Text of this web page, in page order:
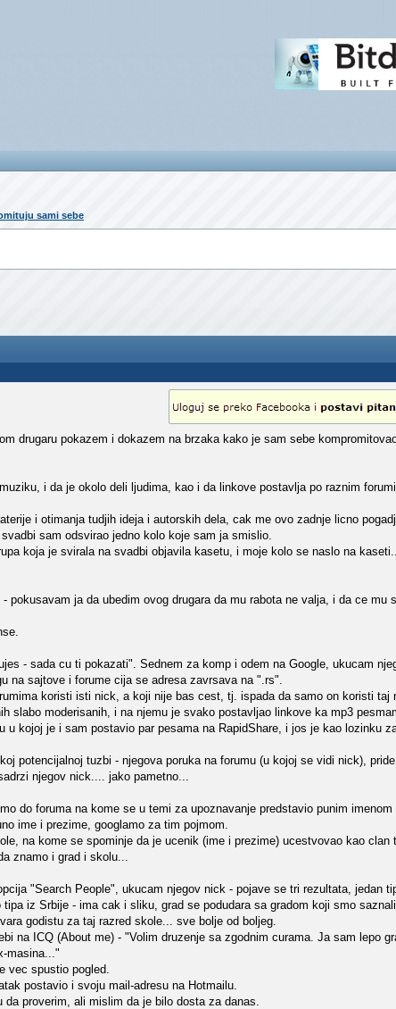
sami sebe
drugaru pokazem i dokazem na brzaka kako je sam sebe
i da je okolo deli ljudima, kao i da linkove postavlja po raznim
i otimanja tudjih ideja i autorskih dela, cak me ovo zadnje licno
sam odsvirao jedno kolo koje sam ja smislio.
koja je svirala na svadbi objavila kasetu, i moje kolo se naslo na
pokusavam ja da ubedim ovog drugara da mu rabota ne valja, i da ce mu
- sada cu ti pokazati". Sednem za komp i odem na Google, ukucam
na sajtove i forume cija se adresa zavrsava na ".rs".
koristi isti nick, a koji nije bas cest, tj. ispada da samo on koristi taj
slabo moderisanih, i na njemu je svako postavljao linkove ka mp3
u kojoj je i sam postavio par pesama na RapidShare, i jos je kao lozinku
potencijalnoj tuzbi - njegova poruka na forumu (u kojoj se vidi nick),
njegov nick.... jako pametno...
do foruma na kome se u temi za upoznavanje predstavio punim
ime i prezime, googlamo za tim pojmom.
na kome se spominje da je ucenik (ime i prezime) ucestvovao kao
znamo i grad i skolu...
"Search People", ukucam njegov nick - pojave se tri rezultata, jedan
iz Srbije - ima cak i sliku, grad se podudara sa gradom koji smo
godistu za taj razred skole... sve bolje od boljeg.
na ICQ (About me) - "Volim druzenje sa zgodnim curama. Ja sam lepo
masina..."
vec spustio pogled.
postavio i svoju mail-adresu na Hotmailu.
da proverim, ali mislim da je bilo dosta za danas.